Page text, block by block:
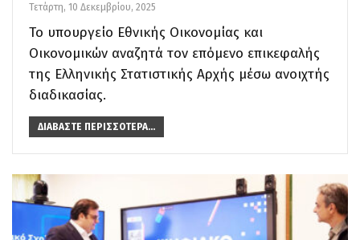
Τετάρτη, 10 Δεκεμβρίου, 2025
Το υπουργείο Εθνικής Οικονομίας και
Οικονομικών αναζητά τον επόμενο επικεφαλής
της Ελληνικής Στατιστικής Αρχής μέσω ανοιχτής
διαδικασίας.
ΔΙΑΒΆΣΤΕ ΠΕΡΙΣΣΌΤΕΡΑ...